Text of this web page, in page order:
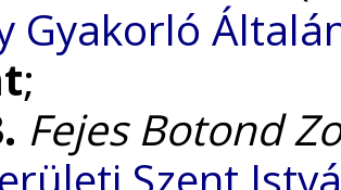
Gyakorló
;
Fejes Botond